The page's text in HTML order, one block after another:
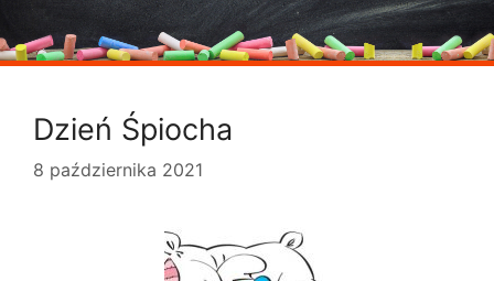
Dzień Śpiocha
8 października 2021